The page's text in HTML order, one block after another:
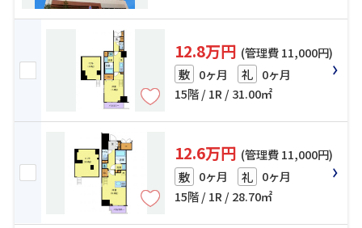
12.8万円 (管理費 11,000円)
敷 0ヶ月 礼 0ヶ月
15階 / 1R / 31.00㎡
12.6万円 (管理費 11,000円)
敷 0ヶ月 礼 0ヶ月
15階 / 1R / 28.70㎡